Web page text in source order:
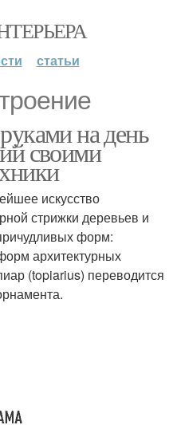
статьи
на день
своими
искусство
стрижки деревьев и
форм:
архитектурных
(topiarius) переводится